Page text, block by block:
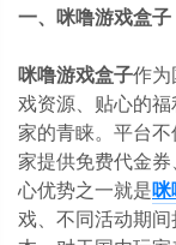
一、咪噜游戏盒
咪噜游戏盒子作
戏资源、贴心的
家的青睐。平台
家提供免费代金
心优势之一就是咪
戏、不同活动期